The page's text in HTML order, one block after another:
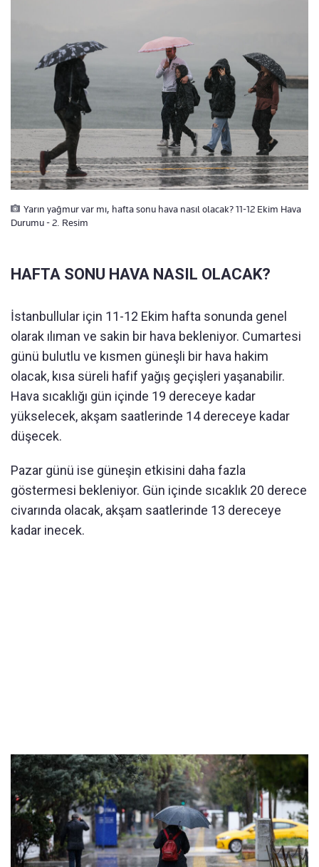
Yarın yağmur var mı, hafta sonu hava nasıl olacak? 11-12 Ekim Hava
Durumu - 2. Resim
HAFTA SONU HAVA NASIL OLACAK?
İstanbullular için 11-12 Ekim hafta sonunda genel
olarak ılıman ve sakin bir hava bekleniyor. Cumartesi
günü bulutlu ve kısmen güneşli bir hava hakim
olacak, kısa süreli hafif yağış geçişleri yaşanabilir.
Hava sıcaklığı gün içinde 19 dereceye kadar
yükselecek, akşam saatlerinde 14 dereceye kadar
düşecek.
Pazar günü ise güneşin etkisini daha fazla
göstermesi bekleniyor. Gün içinde sıcaklık 20 derece
civarında olacak, akşam saatlerinde 13 dereceye
kadar inecek.